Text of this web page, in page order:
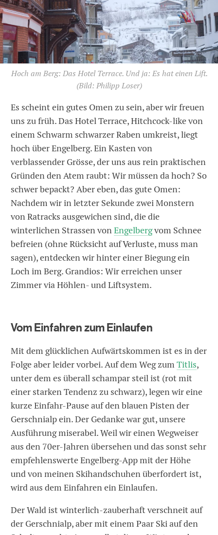
Hoch am Berg: Das Hotel Terrace. Und ja: Es hat einen Lift.
(Bild: Philipp Loser)
Es scheint ein gutes Omen zu sein, aber wir freuen
uns zu früh. Das Hotel Terrace, Hitchcock-like von
einem Schwarm schwarzer Raben umkreist, liegt
hoch über Engelberg. Ein Kasten von
verblassender Grösse, der uns aus rein praktischen
Gründen den Atem raubt: Wir müssen da hoch? So
schwer bepackt? Aber eben, das gute Omen:
Nachdem wir in letzter Sekunde zwei Monstern
von Ratracks ausgewichen sind, die die
winterlichen Strassen vonEngelbergvom Schnee
befreien (ohne Rücksicht auf Verluste, muss man
sagen), entdecken wir hinter einer Biegung ein
Loch im Berg. Grandios: Wir erreichen unser
Zimmer via Höhlen- und Liftsystem.
Vom Einfahren zum Einlaufen
Mit dem glücklichen Aufwärtskommen ist es in der
Folge aber leider vorbei. Auf dem Weg zumTitlis,
unter dem es überall schampar steil ist (rot mit
einer starken Tendenz zu schwarz), legen wir eine
kurze Einfahr-Pause auf den blauen Pisten der
Gerschnialp ein. Der Gedanke war gut, unsere
Ausführung miserabel. Weil wir einen Wegweiser
aus den 70er-Jahren übersehen und das sonst sehr
empfehlenswerte Engelberg-App mit der Höhe
und von meinen Skihandschuhen überfordert ist,
wird aus dem Einfahren ein Einlaufen.
Der Wald ist winterlich-zauberhaft verschneit auf
der Gerschnialp, aber mit einem Paar Ski auf den